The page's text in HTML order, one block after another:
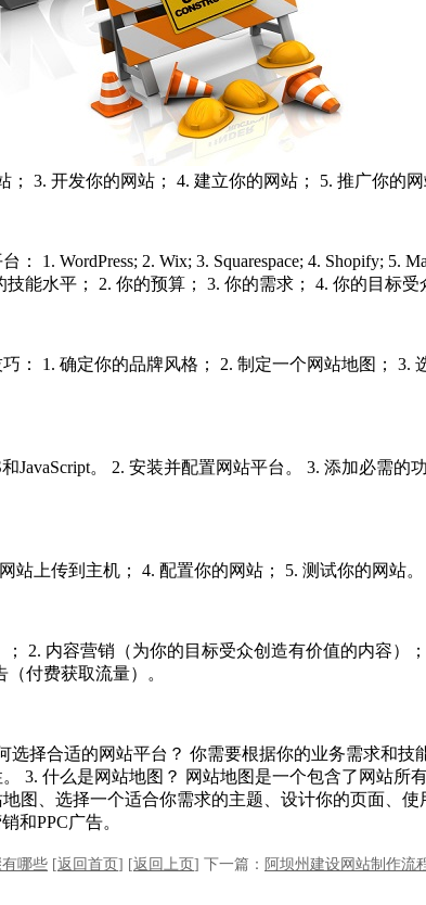
3. 开发你的网站； 4. 建立你的网站； 5. 推广你的网
1. WordPress; 2. Wix; 3. Squarespace; 4. Shopify; 5.
能水平； 2. 你的预算； 3. 你的需求； 4. 你的目标受
1. 确定你的品牌风格； 2. 制定一个网站地图； 3.
。 2. 安装并配置网站平台。 3. 添加必需的
上传到主机； 4. 配置你的网站； 5. 测试你的网站。
2. 内容营销（为你的目标受众创造有价值的内容）
付费获取流量）。
择合适的网站平台？ 你需要根据你的业务需求和
3. 什么是网站地图？ 网站地图是一个包含了网站所
图、选择一个适合你需求的主题、设计你的页面、
和PPC广告。
哪些 [返回首页 ] [返回上页 ] 下一篇： 阿坝州建设网站制作流